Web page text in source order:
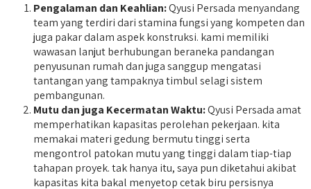
Pengalaman dan Keahlian:Qyusi Persada menyandang
team yang terdiri dari stamina fungsi yang kompeten dan
juga pakar dalam aspek konstruksi. kami memiliki
wawasan lanjut berhubungan beraneka pandangan
penyusunan rumah dan juga sanggup mengatasi
tantangan yang tampaknya timbul selagi sistem
pembangunan.
Mutu dan juga Kecermatan Waktu:Qyusi Persada amat
memperhatikan kapasitas perolehan pekerjaan. kita
memakai materi gedung bermutu tinggi serta
mengontrol patokan mutu yang tinggi dalam tiap-tiap
tahapan proyek. tak hanya itu, saya pun diketahui akibat
kapasitas kita bakal menyetop cetak biru persisnya